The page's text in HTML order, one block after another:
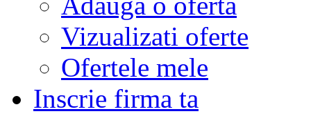
Vizualizati oferte
Ofertele mele
Inscrie firma ta